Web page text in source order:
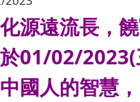
源遠流長，
01/02/2023(
國人的智慧